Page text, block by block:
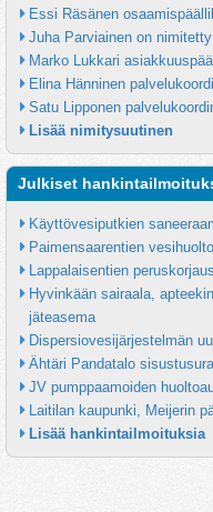
Essi Räsänen
Juha Parviainen on
Marko Lukkari
Elina Hänninen
Satu Lipponen
Lisää nimitysuutinen
Julkiset
Käyttövesiputkien
Paimensaarentien vesihuolto
Lappalaisentien peruskorjaus
Hyvinkään sairaala,
jäteasema
Dispersiovesijärjestelmän
Ähtäri Pandatalo
JV pumppaamoiden
Laitilan kaupunki, Meijerin
Lisää hankintailmoituksia